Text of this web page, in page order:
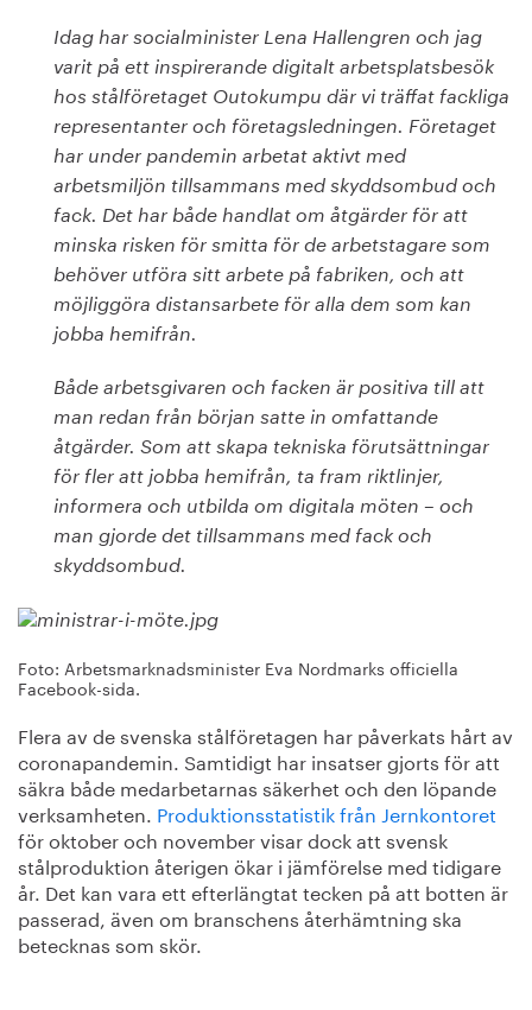
Idag har socialminister Lena Hallengren och jag
varit på ett inspirerande digitalt arbetsplatsbesök
hos stålföretaget Outokumpu där vi träffat fackliga
representanter och företagsledningen. Företaget
har under pandemin arbetat aktivt med
arbetsmiljön tillsammans med skyddsombud och
fack. Det har både handlat om åtgärder för att
minska risken för smitta för de arbetstagare som
behöver utföra sitt arbete på fabriken, och att
möjliggöra distansarbete för alla dem som kan
jobba hemifrån.
Både arbetsgivaren och facken är positiva till att
man redan från början satte in omfattande
åtgärder. Som att skapa tekniska förutsättningar
för fler att jobba hemifrån, ta fram riktlinjer,
informera och utbilda om digitala möten – och
man gjorde det tillsammans med fack och
skyddsombud.
Foto: Arbetsmarknadsminister Eva Nordmarks officiella
Facebook-sida.
Flera av de svenska stålföretagen har påverkats hårt av
coronapandemin. Samtidigt har insatser gjorts för att
säkra både medarbetarnas säkerhet och den löpande
verksamheten. Produktionsstatistik från Jernkontoret
för oktober och november visar dock att svensk
stålproduktion återigen ökar i jämförelse med tidigare
år. Det kan vara ett efterlängtat tecken på att botten är
passerad, även om branschens återhämtning ska
betecknas som skör.